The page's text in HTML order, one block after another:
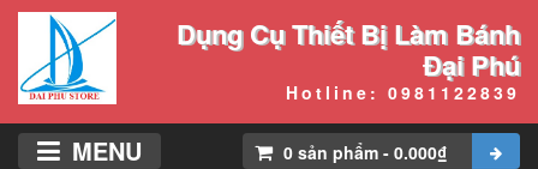
Dụng Cụ Thiết Bị Làm Bánh
Đại Phú
Hotline: 0981122839
MENU 0 sản phẩm- 0.000₫